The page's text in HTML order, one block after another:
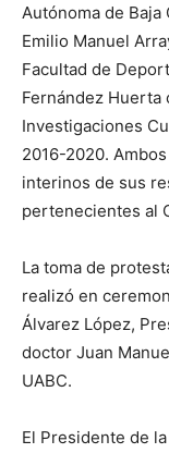
Autónoma de
Emilio Manuel
Facultad de
Fernández
Investigaciones
2016-2020.
interinos de sus
pertenecientes al
La toma de
realizó en
Álvarez López,
doctor Juan
UABC.
El Presidente de